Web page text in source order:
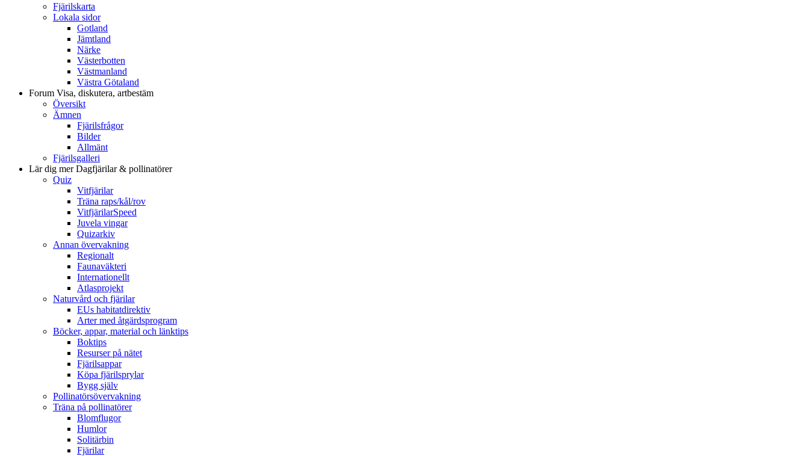
Fjärilskarta
Lokala sidor
Gotland
Jämtland
Närke
Västerbotten
Västmanland
Västra Götaland
Forum Visa, diskutera, artbestäm
Översikt
Ämnen
Fjärilsfrågor
Bilder
Allmänt
Fjärilsgalleri
Lär dig merDagfjärilar & pollinatörer
Quiz
Vitfjärilar
Träna raps/kål/rov
VitfjärilarSpeed
Juvela vingar
Quizarkiv
Annan övervakning
Regionalt
Faunaväkteri
Internationellt
Atlasprojekt
Naturvård och fjärilar
EUs habitatdirektiv
Arter med åtgärdsprogram
Böcker, appar, material och länktips
Boktips
Resurser på nätet
Fjärilsappar
Köpa fjärilsprylar
Bygg själv
Pollinatörsövervakning
Träna på pollinatörer
Blomflugor
Humlor
Solitärbin
Fjärilar